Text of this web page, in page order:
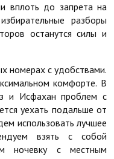
вплоть до запрета на
разборы
останутся силы и
номерах с удобствами.
комфорте. В
и Исфахан проблем с
уехать подальше от
использовать лучшее
взять с собой
ночевку с местным